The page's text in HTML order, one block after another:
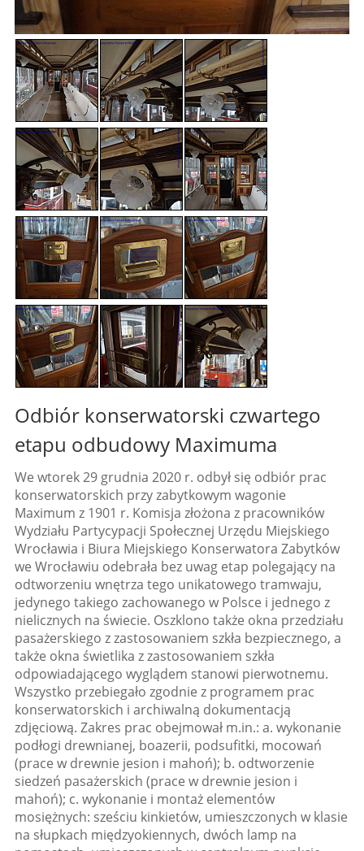
Odbiór konserwatorski czwartego
etapu odbudowy Maximuma
We wtorek 29 grudnia 2020 r. odbył się odbiór prac
konserwatorskich przy zabytkowym wagonie
Maximum z 1901 r. Komisja złożona z pracowników
Wydziału Partycypacji Społecznej Urzędu Miejskiego
Wrocławia i Biura Miejskiego Konserwatora Zabytków
we Wrocławiu odebrała bez uwag etap polegający na
odtworzeniu wnętrza tego unikatowego tramwaju,
jedynego takiego zachowanego w Polsce i jednego z
nielicznych na świecie. Oszklono także okna przedziału
pasażerskiego z zastosowaniem szkła bezpiecznego, a
także okna świetlika z zastosowaniem szkła
odpowiadającego wyglądem stanowi pierwotnemu.
Wszystko przebiegało zgodnie z programem prac
konserwatorskich i archiwalną dokumentacją
zdjęciową. Zakres prac obejmował m.in.: a. wykonanie
podłogi drewnianej, boazerii, podsufitki, mocowań
(prace w drewnie jesion i mahoń); b. odtworzenie
siedzeń pasażerskich (prace w drewnie jesion i
mahoń); c. wykonanie i montaż elementów
mosiężnych: sześciu kinkietów, umieszczonych w klasie
na słupkach międzyokiennych, dwóch lamp na